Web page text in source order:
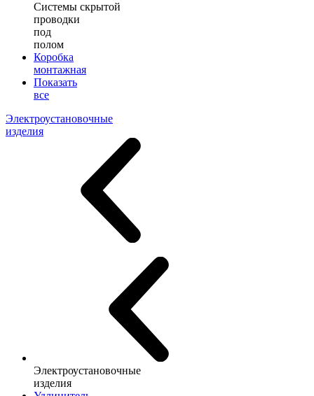
Системы скрытой
проводки
под
полом
Коробка
монтажная
Показать
все
Электроустановочные
изделия
Электроустановочные
изделия